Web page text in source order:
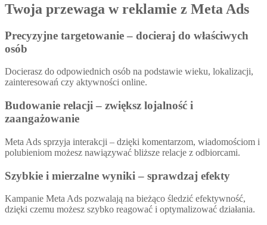
Twoja przewaga w reklamie z Meta Ads
Precyzyjne targetowanie – docieraj do właściwych
osób
Docierasz do odpowiednich osób na podstawie wieku, lokalizacji,
zainteresowań czy aktywności online.
Budowanie relacji – zwiększ lojalność i
zaangażowanie
Meta Ads sprzyja interakcji – dzięki komentarzom, wiadomościom i
polubieniom możesz nawiązywać bliższe relacje z odbiorcami.
Szybkie i mierzalne wyniki – sprawdzaj efekty
Kampanie Meta Ads pozwalają na bieżąco śledzić efektywność,
dzięki czemu możesz szybko reagować i optymalizować działania.